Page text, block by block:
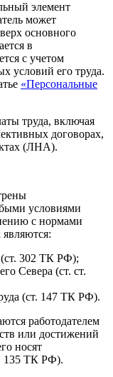
элемент
может
основного
в
с учетом
условий его труда.
«Персональные
труда, включая
договорах,
(ЛНА).
условиями
с нормами
(ст. 302 ТК РФ);
Севера (ст. ст.
(ст. 147 ТК РФ).
работодателем
или достижений
носят
135 ТК РФ).